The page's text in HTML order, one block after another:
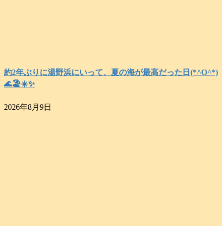
約2年ぶりに湯野浜にいって、夏の海が最高だった日(*^O^*)
🌊🏖️☀️✨️
2026年8月9日